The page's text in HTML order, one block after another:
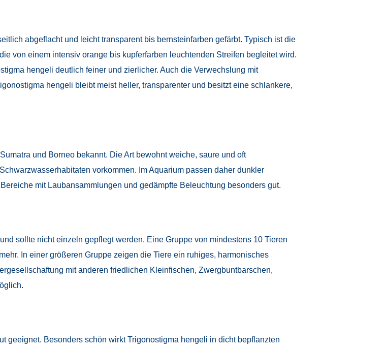
abgeflacht und leicht transparent bis bernsteinfarben gefärbt. Typisch ist die
von einem intensiv orange bis kupferfarben leuchtenden Streifen begleitet wird.
hengeli deutlich feiner und zierlicher. Auch die Verwechslung mit
hengeli bleibt meist heller, transparenter und besitzt eine schlankere,
und Borneo bekannt. Die Art bewohnt weiche, saure und oft
vorkommen. Im Aquarium passen daher dunkler
mit Laubansammlungen und gedämpfte Beleuchtung besonders gut.
sollte nicht einzeln gepflegt werden. Eine Gruppe von mindestens 10 Tieren
In einer größeren Gruppe zeigen die Tiere ein ruhiges, harmonisches
mit anderen friedlichen Kleinfischen, Zwergbuntbarschen,
geeignet. Besonders schön wirkt Trigonostigma hengeli in dicht bepflanzten